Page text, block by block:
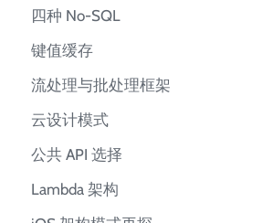
四种 No-SQL
键值缓存
流处理与批处理框架
云设计模式
公共 API 选择
Lambda 架构